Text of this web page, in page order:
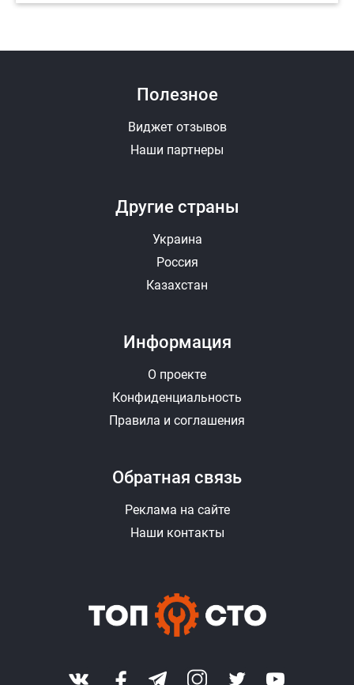
Другие страны
Украина
Россия
Казахстан
Полезное
Виджет отзывов
Наши партнеры
Информация
О проекте
Конфиденциальность
Правила и соглашения
Обратная связь
Реклама на сайте
Наши контакты